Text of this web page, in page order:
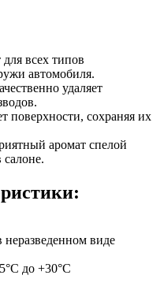
всех типов
автомобиля.
удаляет
поверхности, сохраняя их
аромат спелой
неразведенном виде
до +30°C